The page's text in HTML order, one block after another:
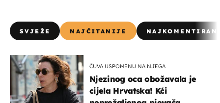
SVJEŽE NAJČITANIJE
ČUVA USPOMENU NA NJEGA
Njezinog oca obožavala je
cijela Hrvatska! Kći